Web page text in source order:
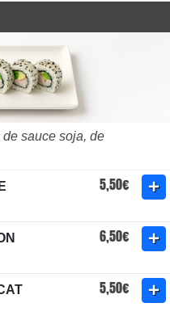
sauce soja, de
5,50€
6,50€
5,50€